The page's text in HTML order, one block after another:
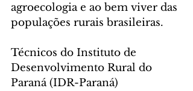
agroecologia e ao bem viver das
populações rurais brasileiras.
Técnicos do Instituto de
Desenvolvimento Rural do
Paraná (IDR-Paraná)